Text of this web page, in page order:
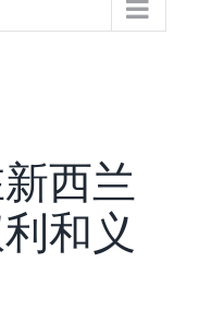
西兰
和义